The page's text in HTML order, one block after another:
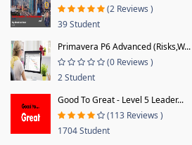
(2 Reviews )
39 Student
Primavera P6 Advanced (Risks,W...
(0 Reviews )
2 Student
Good To Great - Level 5 Leader...
(113 Reviews )
1704 Student